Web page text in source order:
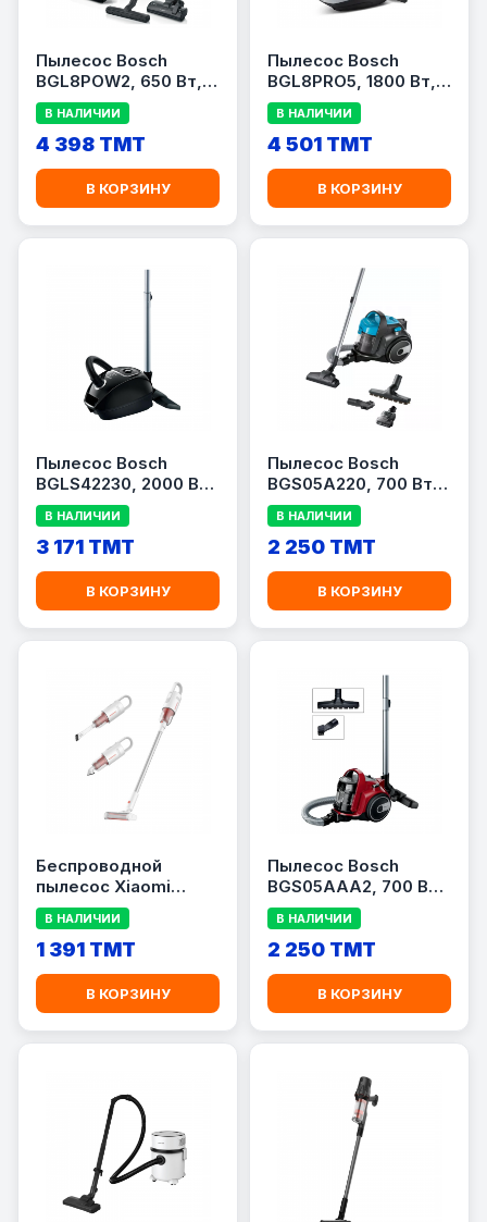
Пылесос Bosch
BGL8POW2, 650 Вт,
мешок 5 л, чёрный/
красный
В НАЛИЧИИ
4 398 TMT
В КОРЗИНУ
Пылесос Bosch
BGL8PRO5, 1800 Вт,
мешок 5 л, серый
В НАЛИЧИИ
4 501 TMT
В КОРЗИНУ
Пылесос Bosch
BGLS42230, 2000 Вт,
мешок 4 л, чёрный
В НАЛИЧИИ
3 171 TMT
В КОРЗИНУ
Пылесос Bosch
BGS05A220, 700 Вт,
контейнер 1.5 л,
синий/серый
В НАЛИЧИИ
2 250 TMT
В КОРЗИНУ
Беспроводной
пылесос Xiaomi
Deerma VC20 Plus
White (VCXVC2PLUS)
В НАЛИЧИИ
1 391 TMT
В КОРЗИНУ
Пылесос Bosch
BGS05AAA2, 700 Вт,
контейнер 1.5 л,
красный/чёрный
В НАЛИЧИИ
2 250 TMT
В КОРЗИНУ